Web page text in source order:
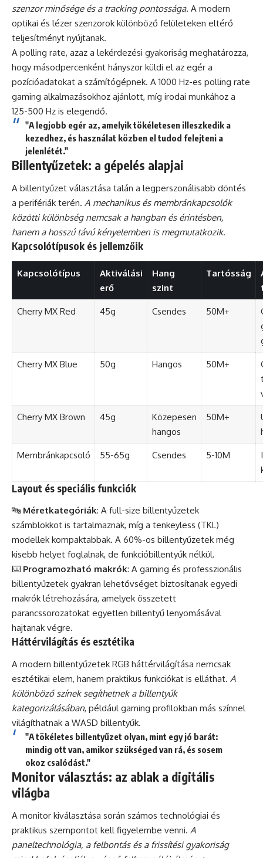
szenzor minősége és a tracking pontossága. A modern
optikai és lézer szenzorok különböző felületeken eltérő
teljesítményt nyújtanak.
A polling rate, azaz a lekérdezési gyakoriság meghatározza,
hogy másodpercenként hányszor küldi el az egér a
pozícióadatokat a számítógépnek. A 1000 Hz-es polling rate
gaming alkalmazásokhoz ajánlott, míg irodai munkához a
125-500 Hz is elegendő.
"A legjobb egér az, amelyik tökéletesen illeszkedik a
kezedhez, és használat közben el tudod felejteni a
jelenlétét."
Billentyűzetek: a gépelés alapjai
A billentyűzet választása talán a legperszonálisabb döntés
a perifériák terén. A mechanikus és membránkapcsolók
közötti különbség nemcsak a hangban és érintésben,
hanem a hosszú távú kényelemben is megmutatkozik.
Kapcsolótípusok és jellemzőik
Kapcsolótípus
Aktiválási
erő
Hang
szint
Tartósság
Cherry MX Red 45g Csendes 50M+
Cherry MX Blue 50g Hangos 50M+
Cherry MX Brown 45g
Közepesen
hangos
50M+
Membránkapcsoló 55-65g Csendes 5-10M
Layout és speciális funkciók
🔤 Méretkategóriák: A full-size billentyűzetek
számblokkot is tartalmaznak, míg a tenkeyless (TKL)
modellek kompaktabbak. A 60%-os billentyűzetek még
kisebb helyet foglalnak, de funkcióbillentyűk nélkül.
⌨️ Programozható makrók: A gaming és professzionális
billentyűzetek gyakran lehetővséget biztosítanak egyedi
makrók létrehozására, amelyek összetett
parancssorozatokat egyetlen billentyű lenyomásával
hajtanak végre.
Háttérvilágítás és esztétika
A modern billentyűzetek RGB háttérvilágítása nemcsak
esztétikai elem, hanem praktikus funkciókat is elláthat. A
különböző színek segíthetnek a billentyűk
kategorizálásában, például gaming profilokban más színnel
világíthatnak a WASD billentyűk.
"A tökéletes billentyűzet olyan, mint egy jó barát:
mindig ott van, amikor szükséged van rá, és sosem
okoz csalódást."
Monitor választás: az ablak a digitális
világba
A monitor kiválasztása során számos technológiai és
praktikus szempontot kell figyelembe venni. A
paneltechnológia, a felbontás és a frissítési gyakoriság